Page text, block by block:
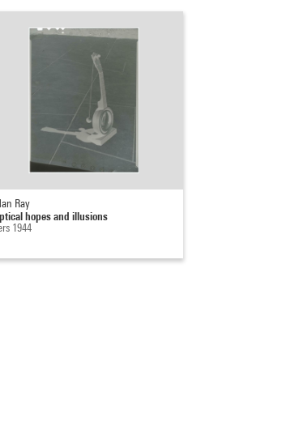
Ray
hopes and illusions
1944